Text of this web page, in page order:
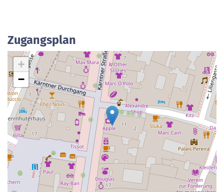
Zugangsplan
+
−